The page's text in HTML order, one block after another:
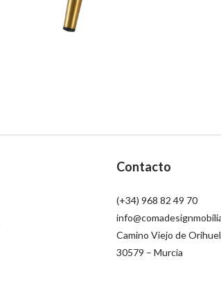
Contacto
(+34) 968 82 49 70
Camino Viejo de
30579 – Murcia